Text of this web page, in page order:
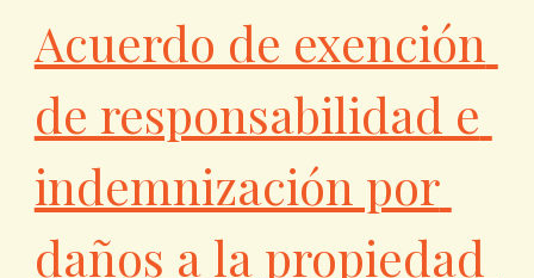
Acuerdo de exención
de responsabilidad e
indemnización por
daños a la propiedad